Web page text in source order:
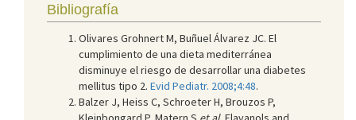
Bibliografía
Olivares Grohnert M, Buñuel Álvarez JC. El
cumplimiento de una dieta mediterránea
disminuye el riesgo de desarrollar una diabetes
mellitus tipo 2. Evid Pediatr. 2008;4:48.
Balzer J, Heiss C, Schroeter H, Brouzos P,